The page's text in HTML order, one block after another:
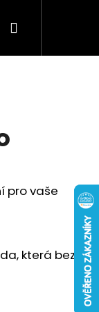
Nákupní
pro vaše
která bez